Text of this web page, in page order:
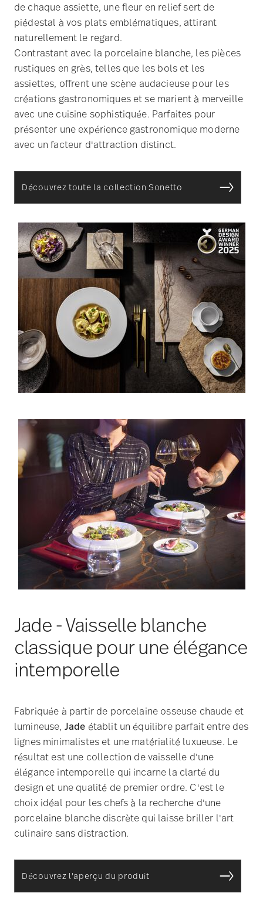
assiettes, offrent une scène audacieuse pour les
créations gastronomiques et se marient à merveille
avec une cuisine sophistiquée. Parfaites pour
présenter une expérience gastronomique moderne
avec un facteur d'attraction distinct.
Découvrez toute la collection Sonetto
Jade - Vaisselle blanche
classique pour une élégance
intemporelle
Fabriquée à partir de porcelaine osseuse chaude et
lumineuse,Jadeétablit un équilibre parfait entre des
lignes minimalistes et une matérialité luxueuse. Le
résultat est une collection de vaisselle d'une
design et une qualité de premier ordre. C'est le
choix idéal pour les chefs à la recherche d'une
porcelaine blanche discrète qui laisse briller l'art
culinaire sans distraction.
Découvrez l'aperçu du produit
Junto - Un spectre coloré